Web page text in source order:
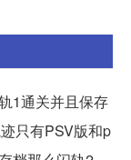
1通关并且保存
只有PSV版和p